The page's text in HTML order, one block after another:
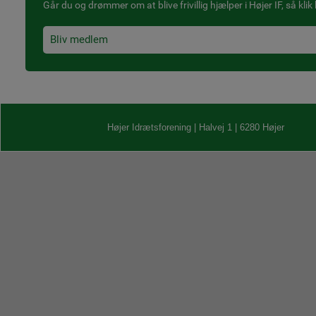
Går du og drømmer om at blive frivillig hjælper i Højer IF, så klik
Bliv medlem
Højer Idrætsforening | Halvej 1 | 6280 Højer